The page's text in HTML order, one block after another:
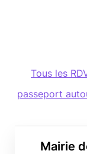
Mairie
Tous les
passeport